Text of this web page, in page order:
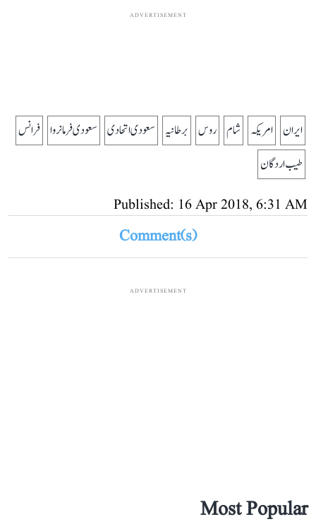
ADVERTISEMENT
ایران امریکہ شام روس برطانیہ سعودی اتحادی سعودی فرمانروا فرانس
طیب اردگان
Published: 16 Apr 2018, 6:31 AM
Comment(s)
ADVERTISEMENT
Most Popular